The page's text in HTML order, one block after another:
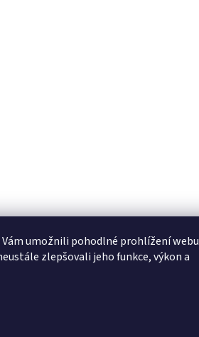
umožnili pohodlné prohlížení webu
zlepšovali jeho funkce, výkon a